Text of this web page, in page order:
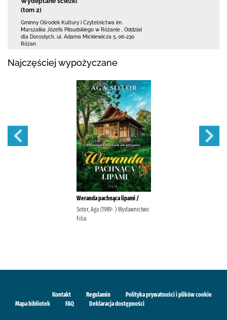
(tom 2)
Gminny Ośrodek Kultury i Czytelnictwa im.
Marszałka Józefa Piłsudskiego w Różanie
Oddział
dla Dorosłych, ul. Adama Mickiewicza 5 06-230
Różan
Najczęściej wypożyczane
Weranda pachnąca lipami /
Sotor, Aga (1989- ) Wydawnictwo
Filia
Kontakt Regulamin
Polityka prywatności i plików cookie
Mapa bibliotek
FAQ Deklaracja dostępności